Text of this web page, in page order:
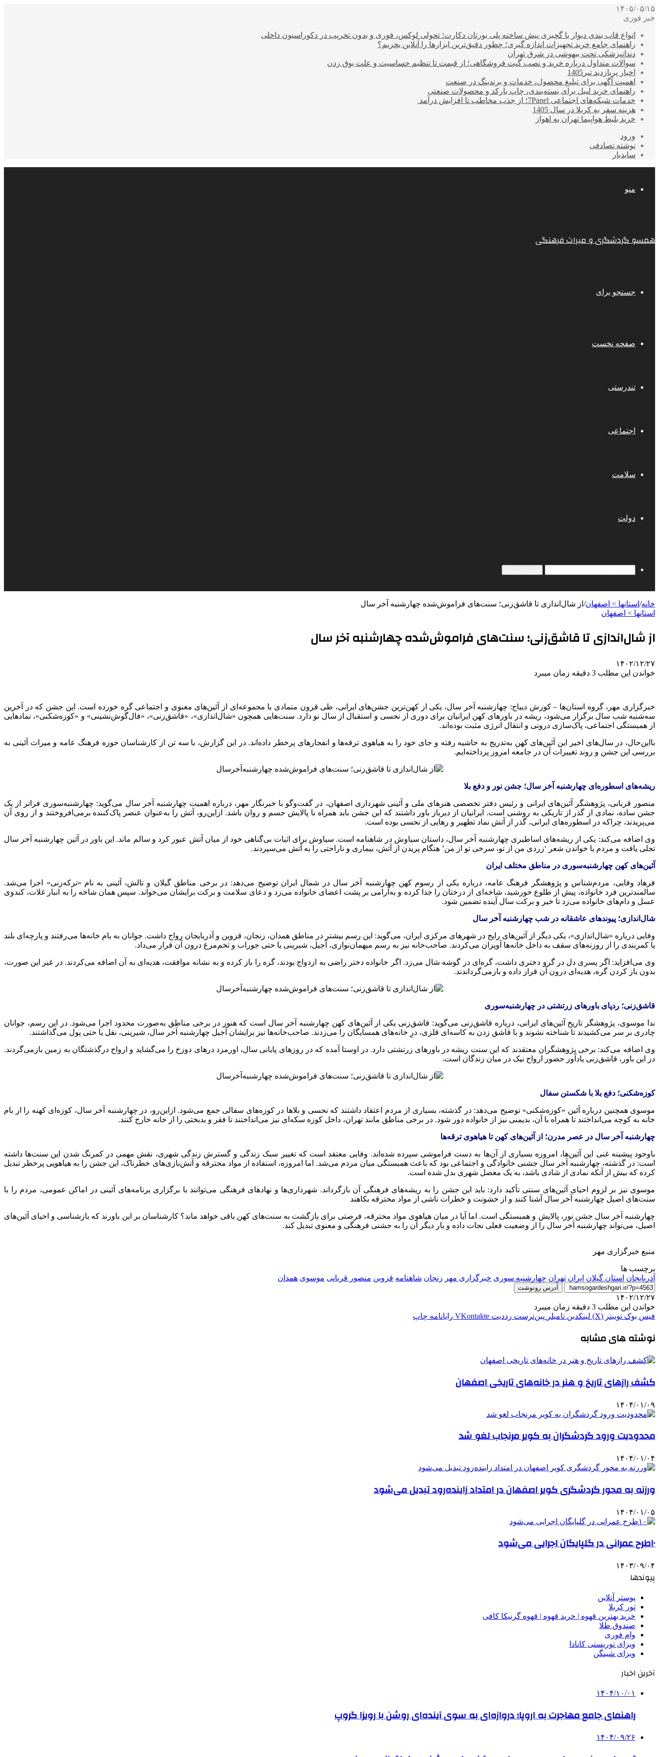
۱۴۰۵/۰۵/۱۵
خبر فوری
انواع قاب بندی دیوار با گچبری پیش ساخته پلی یورتان دکارت؛ تحولی لوکس، فوری و بدون تخریب در دکوراسیون داخلی
راهنمای جامع خرید تجهیزات اندازه گیری؛ چطور دقیق‌ترین ابزارها را آنلاین بخریم؟
دندانپزشکی تحت بیهوشی در شرق تهران
سوالات متداول درباره خرید و نصب گیت فروشگاهی؛ از قیمت تا تنظیم حساسیت و علت بوق زدن
اخبار پربازدید تیر1405
اهمیت آگهی برای تبلیغ محصول، خدمات و برندینگ در صنعت
راهنمای خرید لیبل برای بسته‌بندی، چاپ بارکد و محصولات صنعتی
خدمات شبکه‌های اجتماعی 7Panel؛ از جذب مخاطب تا افزایش درآمد
هزینه سفر به کربلا در سال 1405
خرید بلیط هواپیما تهران به اهواز
ورود
نوشته تصادفی
سایدبار
منو
همسو گردشگری و میراث فرهنگی
جستجو برای
صفحه نخست
تندرستی
اجتماعی
سلامت
دولت
خانه/ استانها > اصفهان/ از شال‌اندازی تا قاشق‌زنی؛ سنت‌های فراموش‌شده چهارشنبه‌ آخر سال
استانها > اصفهان
از شال‌اندازی تا قاشق‌زنی؛ سنت‌های فراموش‌شده چهارشنبه‌ آخر سال
۱۴۰۲/۱۲/۲۷
خواندن این مطلب 3 دقیقه زمان میبرد
خبرگزاری مهر، گروه استان‌ها – کورش دیباج: چهارشنبه آخر سال، یکی از کهن‌ترین جشن‌های ایرانی، طی قرون متمادی با مجموعه‌ای از آئین‌های معنوی و اجتماعی گره خورده است. این جشن که در آخرین
سه‌شنبه شب سال برگزار می‌شود، ریشه در باورهای کهن ایرانیان برای دوری از نحسی و استقبال از سال نو دارد. سنت‌هایی همچون «شال‌اندازی»، «قاشق‌زنی»، «فال‌گوش‌نشینی» و «کوزه‌شکنی»، نمادهایی
از همبستگی اجتماعی، پاک‌سازی درونی و انتقال انرژی مثبت بوده‌اند.
بااین‌حال، در سال‌های اخیر این آئین‌های کهن به‌تدریج به حاشیه رفته و جای خود را به هیاهوی ترقه‌ها و انفجارهای پرخطر داده‌اند. در این گزارش، با سه تن از کارشناسان حوزه فرهنگ عامه و میراث آئینی به
بررسی این جشن و روند تغییرات آن در جامعه امروز پرداخته‌ایم.
ریشه‌های اسطوره‌ای چهارشنبه آخر سال‌؛ جشن نور و دفع بلا
منصور قربانی، پژوهشگر آئین‌های ایرانی و رئیس دفتر تخصصی هنرهای ملی و آئینی شهرداری اصفهان، در گفت‌وگو با خبرنگار مهر، درباره اهمیت چهارشنبه آخر سال می‌گوید: چهارشنبه‌سوری فراتر از یک
جشن ساده، نمادی از گذر از تاریکی به روشنی است. ایرانیان از دیرباز باور داشتند که این جشن باید همراه با پالایش جسم و روان باشد. ازاین‌رو، آتش را به‌عنوان عنصر پاک‌کننده برمی‌افروختند و از روی آن
می‌پریدند، چراکه در اسطوره‌های ایرانی، گذر از آتش نماد تطهیر و رهایی از نحسی بوده است.
وی اضافه می‌کند: یکی از ریشه‌های اساطیری چهارشنبه آخر سال، داستان سیاوش در شاهنامه است. سیاوش برای اثبات بی‌گناهی خود از میان آتش عبور کرد و سالم ماند. این باور در آئین چهارشنبه آخر سال
تجلی یافت و مردم با خواندن شعر ‘زردی من از تو، سرخی تو از من’ هنگام پریدن از آتش، بیماری و ناراحتی را به آتش می‌سپردند.
آئین‌های کهن چهارشنبه‌سوری در مناطق مختلف ایران
فرهاد وفایی، مردم‌شناس و پژوهشگر فرهنگ عامه، درباره یکی از رسوم کهن چهارشنبه آخر سال در شمال ایران توضیح می‌دهد: در برخی مناطق گیلان و تالش، آئینی به نام «ترکه‌زنی» اجرا می‌شد.
سالمندترین فرد خانواده، پیش از طلوع خورشید، شاخه‌ای از درختان را جدا کرده و به‌آرامی بر پشت اعضای خانواده می‌زد و دعای سلامت و برکت برایشان می‌خواند. سپس همان شاخه را به انبار غلات، کندوی
عسل و دام‌های خانواده می‌زد تا خیر و برکت سال آینده تضمین شود.
شال‌اندازی؛ پیوندهای عاشقانه در شب چهارشنبه آخر سال
وفایی درباره «شال‌اندازی»، یکی دیگر از آئین‌های رایج در شهرهای مرکزی ایران، می‌گوید: این رسم بیشتر در مناطق همدان، زنجان، قزوین و آذربایجان رواج داشت. جوانان به بام خانه‌ها می‌رفتند و پارچه‌ای بلند
یا کمربندی را از روزنه‌های سقف به داخل خانه‌ها آویزان می‌کردند. صاحب‌خانه نیز به رسم میهمان‌نوازی، آجیل، شیرینی یا حتی جوراب و تخم‌مرغ درون آن قرار می‌داد.
وی می‌افزاید: اگر پسری دل در گرو دختری داشت، گره‌ای در گوشه شال می‌زد. اگر خانواده دختر راضی به ازدواج بودند، گره را باز کرده و به نشانه موافقت، هدیه‌ای به آن اضافه می‌کردند. در غیر این صورت،
بدون باز کردن گره، هدیه‌ای درون آن قرار داده و بازمی‌گرداندند.
قاشق‌زنی؛ ردپای باورهای زرتشتی در چهارشنبه‌سوری
ندا موسوی، پژوهشگر تاریخ آئین‌های ایرانی، درباره قاشق‌زنی می‌گوید: قاشق‌زنی یکی از آئین‌های کهن چهارشنبه آخر سال است که هنوز در برخی مناطق به‌صورت محدود اجرا می‌شود. در این رسم، جوانان
چادری بر سر می‌کشیدند تا شناخته نشوند و با قاشق زدن به کاسه‌ای فلزی، درِ خانه‌های همسایگان را می‌زدند. صاحب‌خانه‌ها نیز برایشان آجیل چهارشنبه آخر سال، شیرینی، نقل یا حتی پول می‌گذاشتند.
وی اضافه می‌کند: برخی پژوهشگران معتقدند که این سنت ریشه در باورهای زرتشتی دارد. در اوستا آمده که در روزهای پایانی سال، اورمزد درهای دوزخ را می‌گشاید و ارواح درگذشتگان به زمین بازمی‌گردند.
در این باور، قاشق‌زنی یادآور حضور ارواح نیک در میان زندگان است.
کوزه‌شکنی؛ دفع بلا با شکستن سفال
موسوی همچنین درباره آئین «کوزه‌شکنی» توضیح می‌دهد: در گذشته، بسیاری از مردم اعتقاد داشتند که نحسی و بلاها در کوزه‌های سفالی جمع می‌شود. ازاین‌رو، در چهارشنبه آخر سال، کوزه‌ای کهنه را از بام
خانه به کوچه می‌انداختند تا همراه با آن، بدیمنی نیز از خانواده دور شود. در برخی مناطق مانند تهران، داخل کوزه سکه‌ای نیز می‌انداختند تا فقر و بدبختی را از خانه خارج کنند.
چهارشنبه آخر سال در عصر مدرن؛ از آئین‌های کهن تا هیاهوی ترقه‌ها
باوجود پیشینه غنی این آئین‌ها، امروزه بسیاری از آن‌ها به دست فراموشی سپرده شده‌اند. وفایی معتقد است که تغییر سبک زندگی و گسترش زندگی شهری، نقش مهمی در کمرنگ شدن این سنت‌ها داشته
است: در گذشته، چهارشنبه آخر سال جشنی خانوادگی و اجتماعی بود که باعث همبستگی میان مردم می‌شد. اما امروزه، استفاده از مواد محترقه و آتش‌بازی‌های خطرناک، این جشن را به هیاهویی پرخطر تبدیل
کرده که بیش از آنکه نمادی از شادی باشد، به یک معضل شهری بدل شده است.
موسوی نیز بر لزوم احیای آئین‌های سنتی تأکید دارد: باید این جشن را به ریشه‌های فرهنگی آن بازگرداند. شهرداری‌ها و نهادهای فرهنگی می‌توانند با برگزاری برنامه‌های آئینی در اماکن عمومی، مردم را با
سنت‌های اصیل چهارشنبه آخر سال آشنا کنند و از خشونت و خطرات ناشی از مواد محترقه بکاهند
چهارشنبه آخر سال جشن نور، پالایش و همبستگی است. اما آیا در میان هیاهوی مواد محترقه، فرصتی برای بازگشت به سنت‌های کهن باقی خواهد ماند؟ کارشناسان بر این باورند که بازشناسی و احیای آئین‌های
اصیل، می‌تواند چهارشنبه آخر سال را از وضعیت فعلی نجات داده و بار دیگر آن را به جشنی فرهنگی و معنوی تبدیل کند.
منبع خبرگزاری مهر
برچسب ها
آذربایجان استان گیلان ایران تهران چهارشنبه سوری خبرگزاری مهر زنجان شاهنامه قزوین منصور قربانی موسوی همدان
آدرس رونوشت
۱۴۰۲/۱۲/۲۷
خواندن این مطلب 3 دقیقه زمان میبرد
فیس بوک توییتر (X) لینکدین ‫تامبلر ‫پین‌ترست ‫رددیت ‫VKontakte رایانامه چاپ
نوشته های مشابه
کشف رازهای تاریخ و هنر در خانه‌های تاریخی اصفهان
۱۴۰۴/۰۱/۰۹
محدودیت‌ ورود گردشگران به کویر مرنجاب لغو شد
۱۴۰۴/۰۱/۰۴
ورزنه به محور گردشگری کویر اصفهان در امتداد زاینده‌رود تبدیل می‌شود
۱۴۰۴/۰۱/۰۵
۱۰طرح عمرانی در گلپایگان اجرایی می‌شود
۱۴۰۳/۰۹/۰۴
پیوندها
پوستر آنلاین
تور کربلا
خرید بهترین قهوه | خرید قهوه | قهوه گرنیکا کافی
صندوق طلا
وام فوری
ویزای توریستی کانادا
ویزای شینگن
آخرین اخبار
۱۴۰۴/۱۰/۰۱
راهنمای جامع مهاجرت به اروپا؛ دروازه‌ای به سوی آینده‌ای روشن با رویزا گروپ
۱۴۰۴/۰۹/۲۶